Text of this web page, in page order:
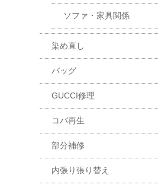
ソファ・家具関係
染め直し
バッグ
GUCCI修理
コバ再生
部分補修
内張り張り替え